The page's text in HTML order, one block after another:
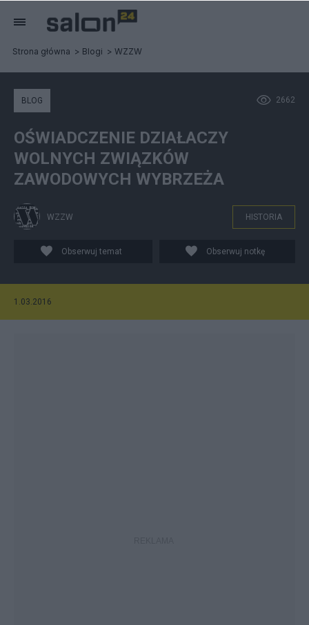
Strona główna Blogi WZZW
2662
BLOG
OŚWIADCZENIE DZIAŁACZY
WOLNYCH ZWIĄZKÓW
ZAWODOWYCH WYBRZEŻA
WZZW HISTORIA
Obserwuj temat Obserwuj notkę
1.03.2016